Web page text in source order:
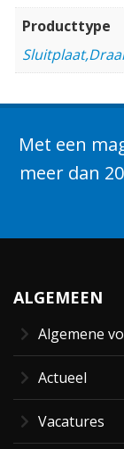
Producttype
Met een
meer dan
ALGEMEEN
Algemene
Actueel
Vacatures